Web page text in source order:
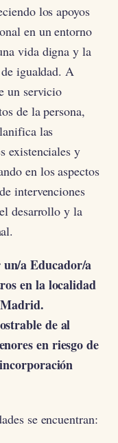
los apoyos
en un entorno
vida digna y la
igualdad. A
un servicio
de la persona,
las
existenciales y
en los aspectos
intervenciones
desarrollo y la
a Educador/a
en la localidad
de al
en riesgo de
se encuentran: